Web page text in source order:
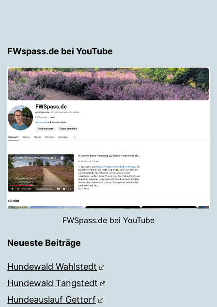
FWspass.de bei YouTube
FWSpass.de bei YouTube
Neueste Beiträge
Hundewald Wahlstedt
Hundewald Tangstedt
Hundeauslauf Gettorf